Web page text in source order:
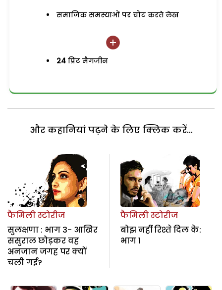
समाजिक समस्याओं पर चोट करते लेख
24 प्रिंट मैगजीन
और कहानियां पढ़ने के लिए क्लिक करें...
फैमिली स्टोरीज
सुलक्षणा : भाग 3- आखिर
ससुराल छोड़कर वह
अनजान जगह पर क्यों
चली गई?
फैमिली स्टोरीज
बोझ नहीं रिश्ते दिल के:
भाग 1